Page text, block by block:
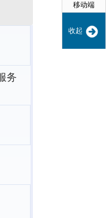
移动端
收起
务